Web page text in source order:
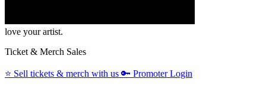
love your artist.
Ticket & Merch Sales
⭐️ Sell tickets & merch with us 🔑 Promoter Login